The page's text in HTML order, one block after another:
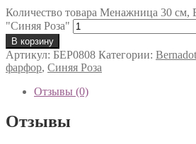
Количество товара Менажница 30 см,
"Синяя Роза"
В корзину
Артикул: БЕР0808 Категории:
фарфор, Синяя Роза
Отзывы (0)
Отзывы